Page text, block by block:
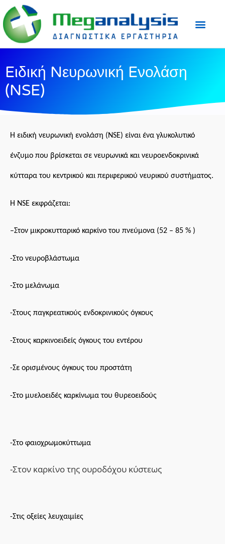
Eιδική Nευρωνική Eνολάση
(NSE)
Η ειδική νευρωνική ενολάση (NSE) είναι ένα γλυκολυτικό
ένζυμο που βρίσκεται σε νευρωνικά και νευροενδοκρινικά
κύτταρα του κεντρικού και περιφερικού νευρικού συστήματος.
Η NSE εκφράζεται:
–Στον μικροκυτταρικό καρκίνο του πνεύμονα (52 – 85 % )
-Στο νευροβλάστωμα
-Στο μελάνωμα
-Στους παγκρεατικούς ενδοκρινικούς όγκους
-Στους καρκινοειδείς όγκους του εντέρου
-Σε ορισμένους όγκους του προστάτη
-Στο μυελοειδές καρκίνωμα του θυρεοειδούς
-Στο φαιοχρωμοκύττωμα
-Στον καρκίνο της ουροδόχου κύστεως
-Στις οξείες λευχαιμίες